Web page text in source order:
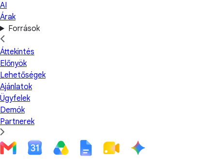
AI
Árak
Források
Áttekintés
Előnyök
Lehetőségek
Ajánlatok
Ügyfelek
Demók
Partnerek